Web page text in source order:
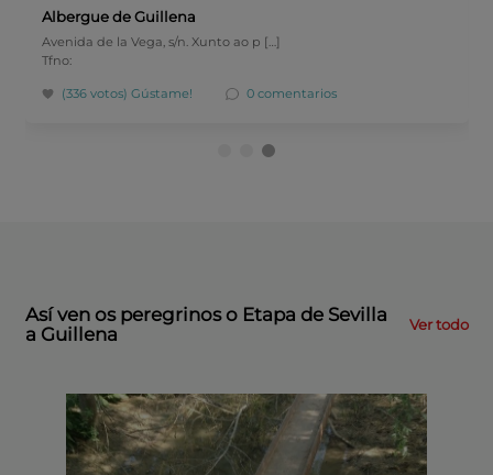
Albergue de Guillena
Avenida de la Vega, s/n. Xunto ao p […]
Tfno:
(336 votos)Gústame! 0 comentarios
Así ven os peregrinos o Etapa de Sevilla
a Guillena
Ver todo